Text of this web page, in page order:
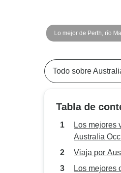
Lo mejor de Perth, río
isla Rottnest
Todo sobre
Tabla de
Los mejores
Australia
Viaja por
Los mejores